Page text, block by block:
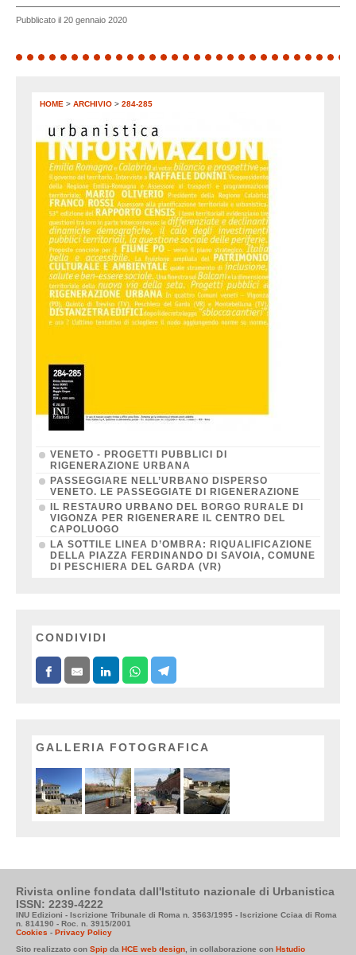
Pubblicato il 20 gennaio 2020
HOME > ARCHIVIO > 284-285
VENETO - PROGETTI PUBBLICI DI
RIGENERAZIONE URBANA
PASSEGGIARE NELL’URBANO DISPERSO
VENETO. LE PASSEGGIATE DI RIGENERAZIONE
IL RESTAURO URBANO DEL BORGO RURALE DI
VIGONZA PER RIGENERARE IL CENTRO DEL
CAPOLUOGO
LA SOTTILE LINEA D’OMBRA: RIQUALIFICAZIONE
DELLA PIAZZA FERDINANDO DI SAVOIA, COMUNE
DI PESCHIERA DEL GARDA (VR)
CONDIVIDI
GALLERIA FOTOGRAFICA
Rivista online fondata dall'Istituto nazionale di Urbanistica
ISSN: 2239-4222
INU Edizioni - Iscrizione Tribunale di Roma n. 3563/1995 - Iscrizione Cciaa di Roma
n. 814190 - Roc. n. 3915/2001
Cookies - Privacy Policy
Sito realizzato con Spip da HCE web design, in collaborazione con Hstudio